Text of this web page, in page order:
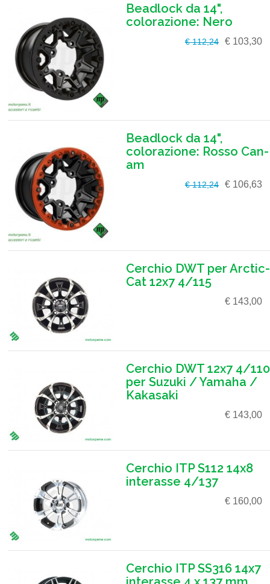
Beadlock da 14",
colorazione: Nero
€ 112,24 € 103,30
Beadlock da 14",
colorazione: Rosso Can-
am
€ 112,24 € 106,63
Cerchio DWT per Arctic-
Cat 12x7 4/115
€ 143,00
Cerchio DWT 12x7 4/110
per Suzuki / Yamaha /
Kakasaki
€ 143,00
Cerchio ITP S112 14x8
interasse 4/137
€ 160,00
Cerchio ITP SS316 14x7